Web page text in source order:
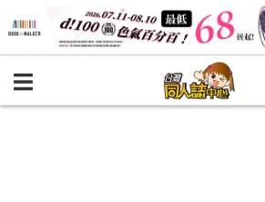
BOOKY書集倉庫